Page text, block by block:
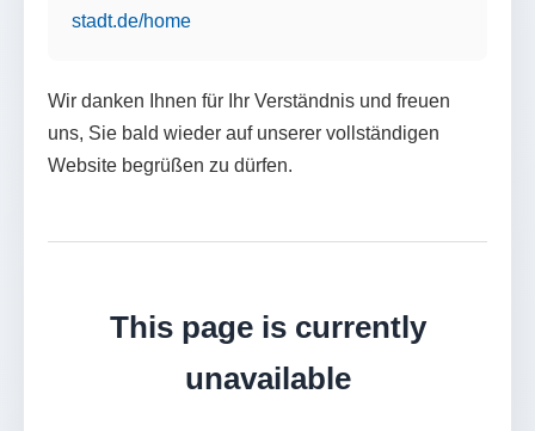
stadt.de/home
Wir danken Ihnen für Ihr Verständnis und freuen
uns, Sie bald wieder auf unserer vollständigen
Website begrüßen zu dürfen.
This page is currently
unavailable